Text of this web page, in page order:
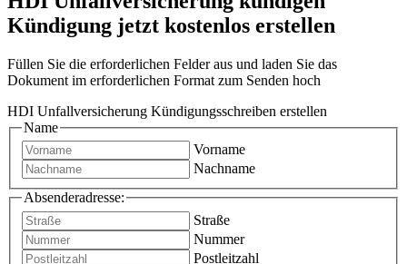
Kündigung jetzt kostenlos erstellen
Füllen Sie die erforderlichen Felder aus und laden Sie das
Dokument im erforderlichen Format zum Senden hoch
HDI Unfallversicherung Kündigungsschreiben erstellen
Name
Vorname
Nachname
Absenderadresse:
Straße
Nummer
Postleitzahl